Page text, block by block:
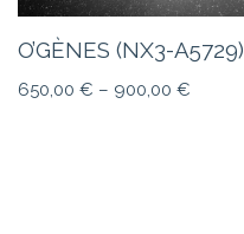
O’GÈNES (NX3-A5729)
650,00 € – 900,00 €